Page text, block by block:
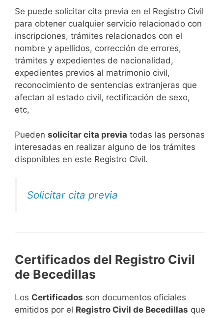
Se puede solicitar cita previa en el Registro Civil
para obtener cualquier servicio relacionado con
inscripciones, trámites relacionados con el
nombre y apellidos, corrección de errores,
trámites y expedientes de nacionalidad,
expedientes previos al matrimonio civil,
reconocimiento de sentencias extranjeras que
afectan al estado civil, rectificación de sexo,
etc,
​Pueden solicitar cita previa todas las personas
interesadas en realizar alguno de los trámites
disponibles en este Registro Civil.​
Solicitar cita previa
Certificados del Registro Civil
de Becedillas
Los Certificados son documentos oficiales
emitidos por el Registro Civil de Becedillas que